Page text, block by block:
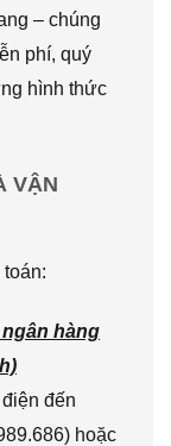
– chúng
phí, quý
hình thức
VẬN
hàng
đến
hoặc